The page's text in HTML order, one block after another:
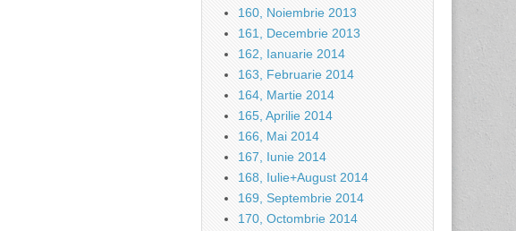
160, Noiembrie 2013
161, Decembrie 2013
162, Ianuarie 2014
163, Februarie 2014
164, Martie 2014
165, Aprilie 2014
166, Mai 2014
167, Iunie 2014
168, Iulie+August 2014
169, Septembrie 2014
170, Octombrie 2014